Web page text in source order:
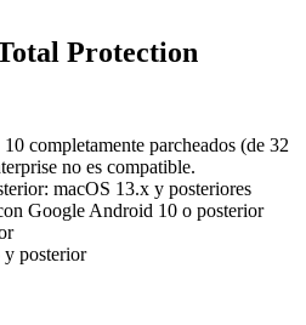
Protection
completamente parcheados (de 32
no es compatible.
macOS 13.x y posteriores
Google Android 10 o posterior
posterior